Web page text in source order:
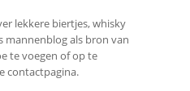
lekkere biertjes, whisky
mannenblog als bron van
te voegen of op te
contactpagina.